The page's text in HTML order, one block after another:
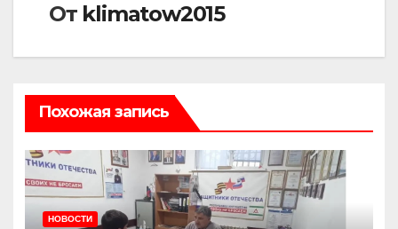
От klimatow2015
Похожая запись
НОВОСТИ